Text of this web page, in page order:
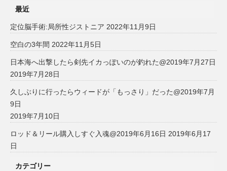
最近
定位脳手術:局所性ジストニア 2022年11月9日
空白の3年間 2022年11月5日
日本海へ出撃したら剣先イカっぽいのが釣れた@2019年7月27日
2019年7月28日
久しぶりに行ったらウィードが「もっさり」だった@2019年7月
9日
2019年7月10日
ロッド＆リール購入しすぐ入魂@2019年6月16日 2019年6月17
日
カテゴリー